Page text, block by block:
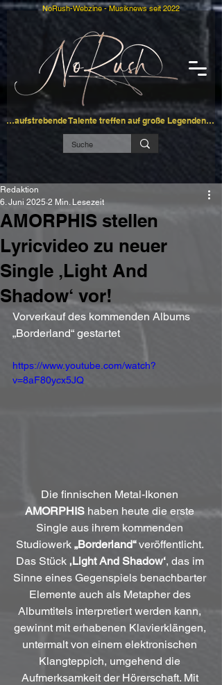
…aufstrebende Talente treffen auf große Legenden…
NoRush-Webzine - Musiknews seit 2022
AMORPHIS stellen
Lyricvideo zu neuer
Single ‚Light And
Shadow‘ vor!
Redaktion
6. Juni 2025 2 Min. Lesezeit
Vorverkauf des kommenden Albums
„Borderland“ gestartet
https://www.youtube.com/watch?
v=8aF80ycx5JQ
Die finnischen Metal-Ikonen
AMORPHIS haben heute die erste
Single aus ihrem kommenden
Studiowerk „Borderland“ veröffentlicht.
Das Stück ‚Light And Shadow‘, das im
Sinne eines Gegenspiels benachbarter
Elemente auch als Metapher des
Albumtitels interpretiert werden kann,
gewinnt mit erhabenen Klavierklängen,
untermalt von einem elektronischen
Klangteppich, umgehend die
Aufmerksamkeit der Hörerschaft. Mit